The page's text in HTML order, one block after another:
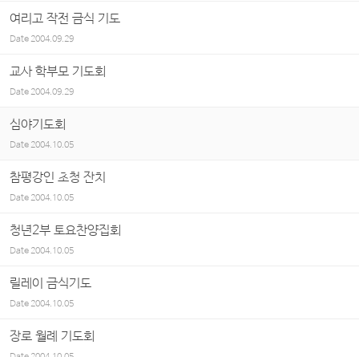
여리고 작전 금식 기도
Date2004.09.29
교사 학부모 기도회
Date2004.09.29
심야기도회
Date 2004.10.05
참평강인 초청 잔치
Date2004.10.05
청년2부 토요찬양집회
Date2004.10.05
릴레이 금식기도
Date2004.10.05
장로 월례 기도회